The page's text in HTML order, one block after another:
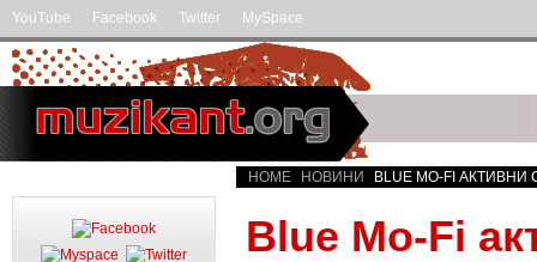
YouTube Facebook Twitter MySpace
HOME НОВИНИ BLUE MO-FI
Blue Mo-Fi